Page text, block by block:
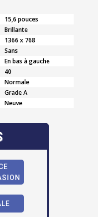
15,6 pouces
Brillante
1366 x 768
Sans
En bas à gauche
40
Normale
Grade A
Neuve